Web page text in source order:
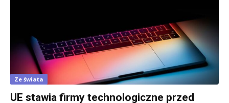
Ze świata
UE stawia firmy technologiczne przed